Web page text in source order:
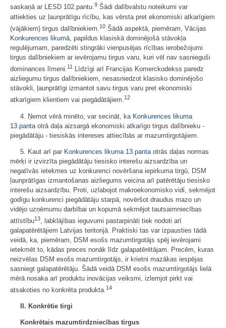
saskaņā ar LESD 102.pantu.9 Šādi dalībvalstu noteikumi var
attiekties uz ļaunprātīgu rīcību, kas vērsta pret ekonomiski atkarīgiem
(vājākiem) tirgus dalībniekiem. 10 Šādā aspektā, piemēram, Vācijas
Konkurences likumā , papildus klasiskā dominējošā stāvokļa
regulējumam, paredzēti stingrāki vienpusējas rīcības ierobežojumi
tirgus dalībniekiem ar ievērojamu tirgus varu, kuri vēl nav sasnieguši
dominances līmeni.11
Līdzīgi arī Francijas Komerckodekss paredz
aizliegumu tirgus dalībniekiem, nesasniedzot klasisko dominējošo
stāvokli, ļaunprātīgi izmantot savu tirgus varu pret ekonomiski
atkarīgiem klientiem vai piegādātājiem.12
4. Ņemot vērā minēto, var secināt, ka Konkurences likuma
13.panta otrā daļa aizsargā ekonomiski atkarīgo tirgus dalībnieku -
piegādātāju - tiesiskās intereses attiecībās ar mazumtirgotājiem.
5. Kaut arī par Konkurences likuma 13.panta otrās daļas normas
mērķi ir izvirzīta piegādātāju tiesisko interešu aizsardzība un
negatīvās ietekmes uz konkurenci novēršana iepirkuma tirgū, DSM
ļaunprātīgas izmantošanas aizliegums veicina arī patērētāju tiesisko
interešu aizsardzību. Proti, uzlabojot makroekonomisko vidi, sekmējot
godīgu konkurenci piegādātāju starpā, novēršot draudus mazo un
vidējo uzņēmumu darbībai un kopumā sekmējot tautsaimniecības
attīstību13
, labklājības ieguvumi pastarpināti tiek nodoti arī
galapatērētājiem Latvijas teritorijā. Praktiski tas var izpausties tādā
veidā, ka, piemēram, DSM esošs mazumtirgotājs spēj ievērojami
ietekmēt to, kādas preces nonāk līdz galapatērētājam. Precēm, kuras
neizvēlas DSM esošs mazumtirgotājs, ir krietni mazākas iespējas
sasniegt galapatērētāju. Šādā veidā DSM esošs mazumtirgotājs lielā
mērā nosaka arī produktu inovācijas veiksmi, izlemjot pirkt vai
atsakoties no konkrēta produkta.14
II. Konkrētie tirgi
Konkrētais mazumtirdzniecības tirgus